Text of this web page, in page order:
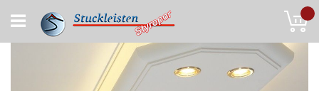
to
Content